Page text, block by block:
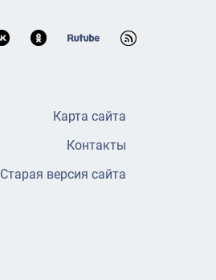
Карта сайта
Контакты
Старая версия сайта